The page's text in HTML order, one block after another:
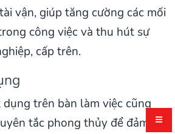
vận, giúp tăng cường các mối
công việc và thu hút sự
cấp trên.
dụng trên bàn làm việc cũng
tắc phong thủy để đảm